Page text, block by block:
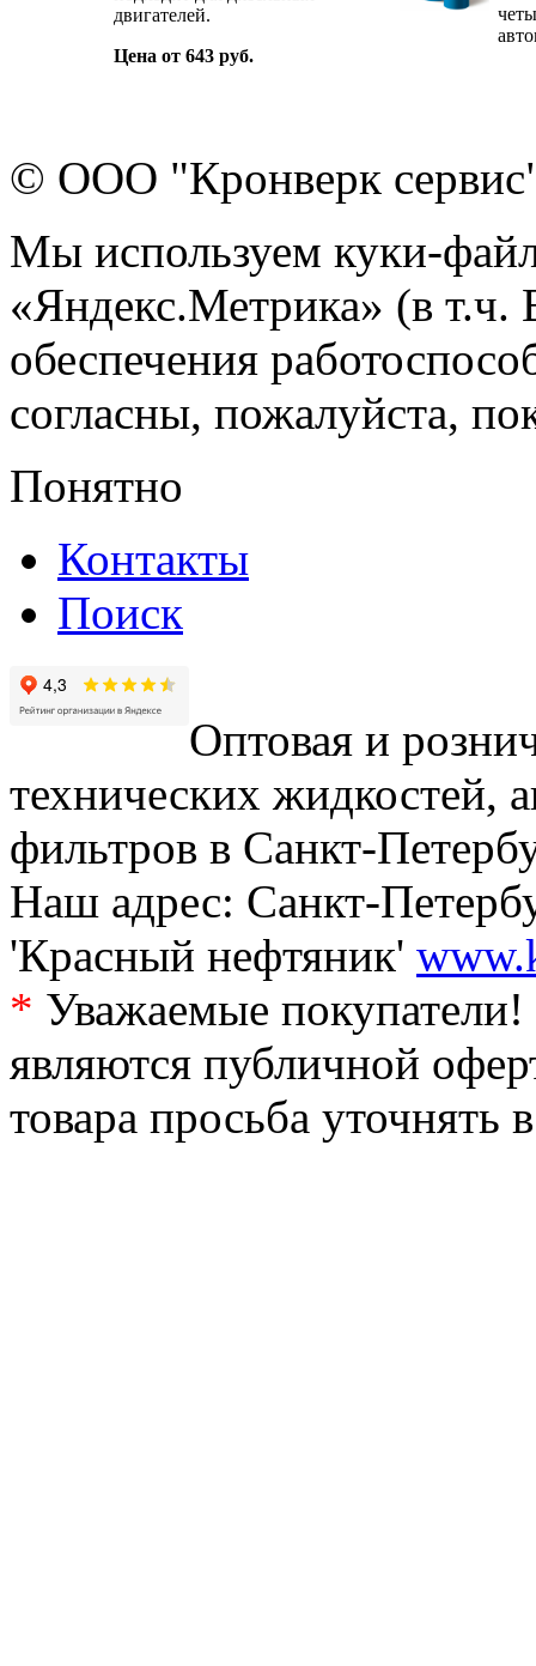
двигателей.
Цена от 643 руб.
© ООО "Кронверк
Мы используем куки-
«Яндекс.Метрика» (в т.ч.
обеспечения
согласны, пожалуйста,
Понятно
Контакты
Поиск
Оптовая и
технических жидкостей,
фильтров в Санкт-
Наш адрес: Санкт-
'Красный нефтяник'
* Уважаемые
являются публичной
товара просьба уточнять